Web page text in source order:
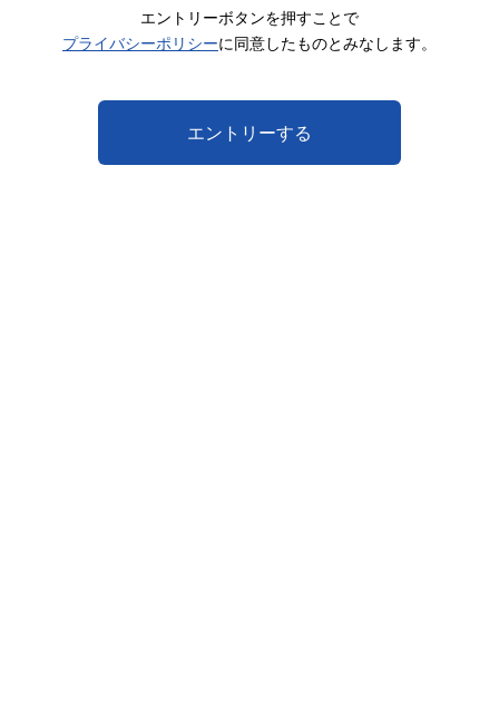
エントリーボタンを押すことで
プライバシーポリシーに同意したものとみなします。
エントリーする